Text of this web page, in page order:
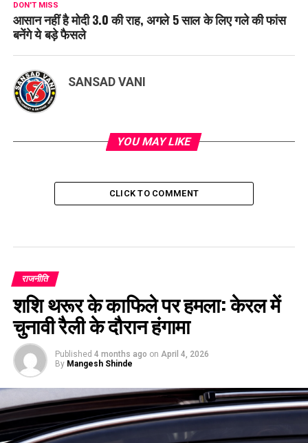
DON'T MISS
आसान नहीं है मोदी 3.0 की राह, अगले 5 साल के लिए गले की फांस
बनेंगे ये बड़े फैसले
SANSAD VANI
YOU MAY LIKE
CLICK TO COMMENT
राजनीति
शशि थरूर के काफिले पर हमला: केरल में
चुनावी रैली के दौरान हंगामा
Published 4 months ago on April 4, 2026
By Mangesh Shinde